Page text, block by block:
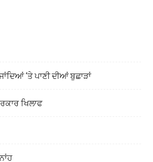
‘ਤੇ ਪਾਣੀ ਦੀਆਂ ਬੁਛਾੜਾਂ
ਖਿਲਾਫ